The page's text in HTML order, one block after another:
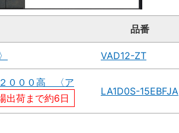
品番
VAD12-ZT
０００高 〈ア
出荷まで約6日
LA1D0S-15EBFJA